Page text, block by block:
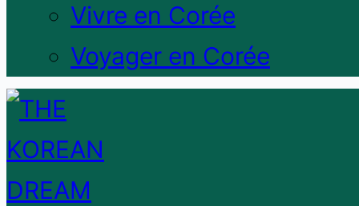
Vivre en Corée
Voyager en Corée